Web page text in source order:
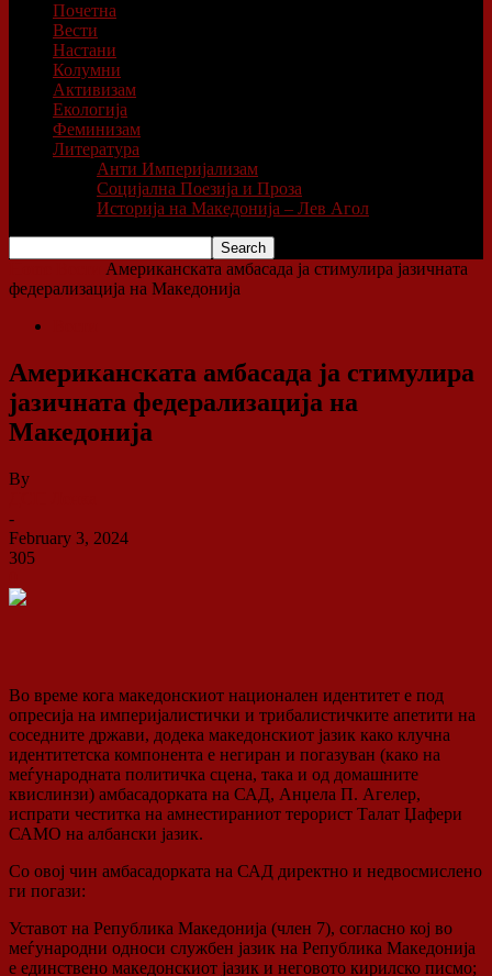
Почетна
Вести
Настани
Колумни
Активизам
Екологија
Феминизам
Литература
Анти Империјализам
Социјална Поезија и Проза
Историја на Македонија – Лев Агол
Американската амбасада ја стимулира јазичната
федерализација на Македонија
Американската амбасада ја стимулира
јазичната федерализација на
Македонија
By
-
February 3, 2024
305
Во време кога македонскиот национален идентитет е под
опресија на империјалистички и трибалистичките апетити на
соседните држави, додека македонскиот јазик како клучна
идентитетска компонента е негиран и погазуван (како на
меѓународната политичка сцена, така и од домашните
квислинзи) амбасадорката на САД, Анџела П. Агелер,
испрати честитка на амнестираниот терорист Талат Џафери
САМО на албански јазик.
Со овој чин амбасадорката на САД директно и недвосмислено
ги погази:
Уставот на Република Македонија (член 7), согласно кој во
меѓународни односи службен јазик на Република Македонија
е единствено македонскиот јазик и неговото кирилско писмо;